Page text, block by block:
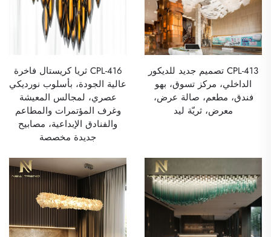
CPL-413 تصميم جديد للديكور
الداخلي، مركز تسوق، بهو
فندق، مطعم، صالة عرض،
معرض، ثريّة ليد
CPL-416 ثريا كريستال فاخرة
عالية الجودة، بأسلوب نورديكي
عصري، لمجالس المعيشة
وغرف المؤتمرات والمطاعم
والفنادق الإبداعية، مصابيح
جديدة مخصصة